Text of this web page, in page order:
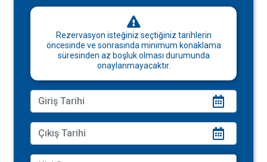
Rezervasyon isteğiniz seçtiğiniz tarihlerin
öncesinde ve sonrasında minimum konaklama
süresinden az boşluk olması durumunda
onaylanmayacaktır.